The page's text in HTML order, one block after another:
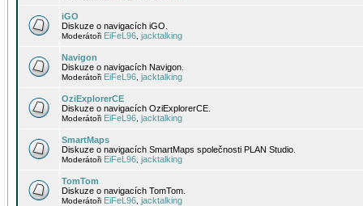
iGO
Diskuze o navigacích iGO.
Moderátoři EiFeL96 jacktalking
Navigon
Diskuze o navigacích Navigon.
Moderátoři EiFeL96 jacktalking
OziExplorerCE
Diskuze o navigacích OziExplorerCE.
Moderátoři EiFeL96 jacktalking
SmartMaps
Diskuze o navigacích SmartMaps společnosti PLAN Studio.
Moderátoři EiFeL96 jacktalking
TomTom
Diskuze o navigacích TomTom.
Moderátoři EiFeL96 jacktalking